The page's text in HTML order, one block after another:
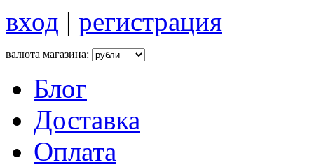
вход | регистрация
валюта магазина:
Блог
Доставка
Оплата